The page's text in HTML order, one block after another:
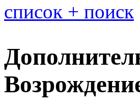
список + поиск